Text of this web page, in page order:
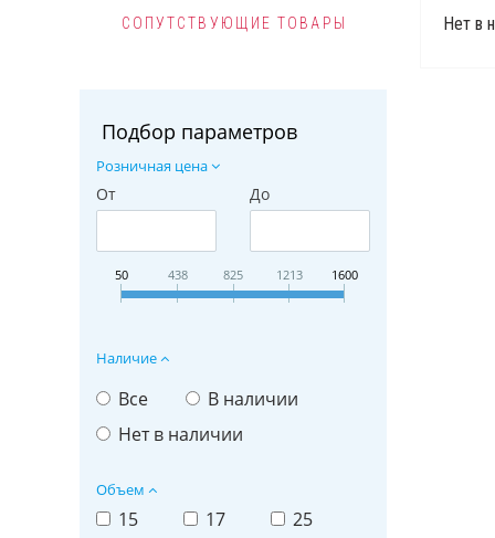
СОПУТСТВУЮЩИЕ ТОВАРЫ
Подбор параметров
Розничная цена
От До
50 438 825 1213 1600
Наличие
Все
В наличии
Нет в наличии
Объем
15 17
25
Нет в